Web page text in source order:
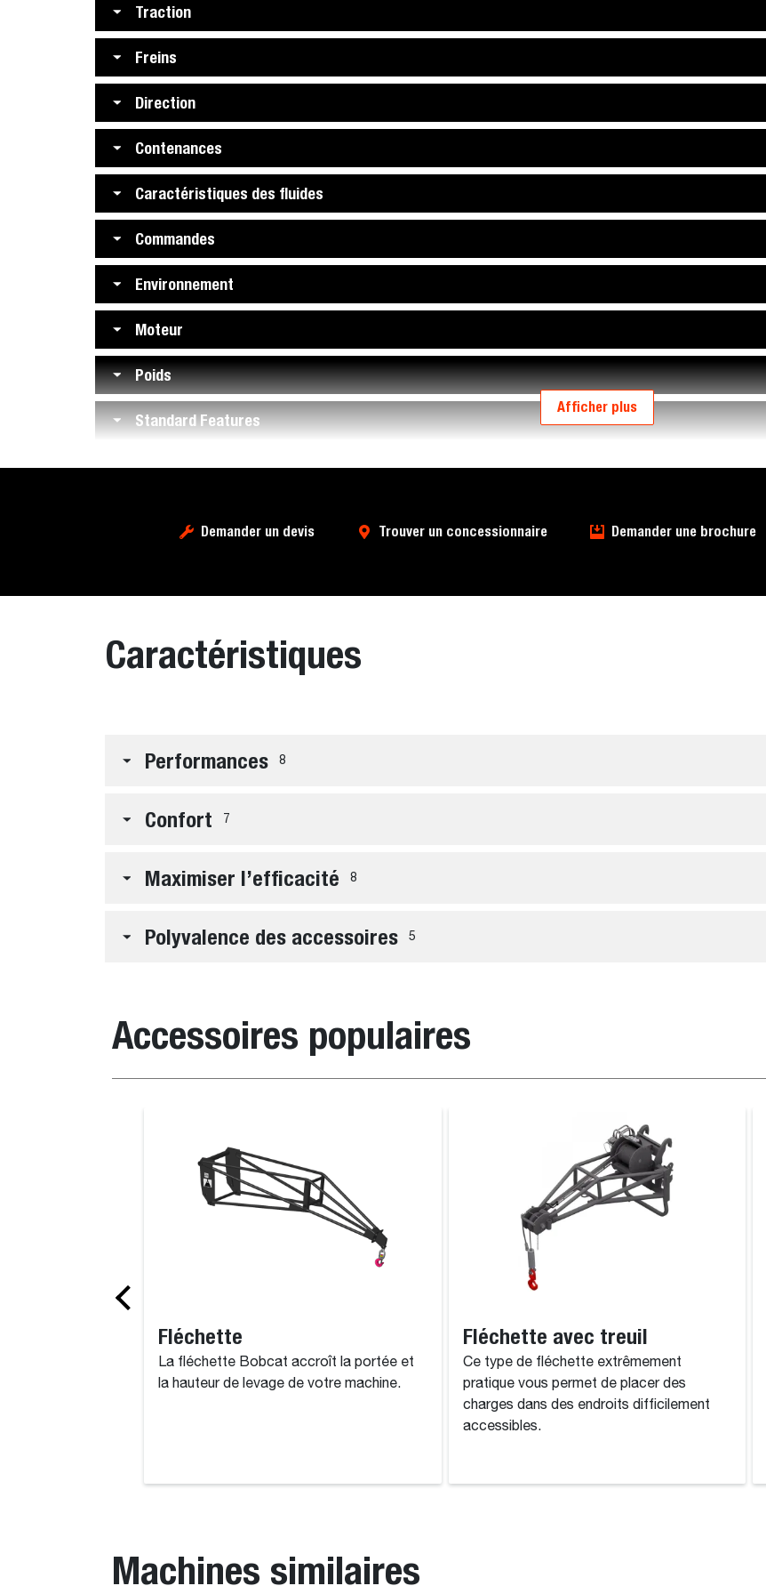
Traction
Freins
Direction
Contenances
Caractéristiques des fluides
Commandes
Environnement
Moteur
Poids
Standard Features
Afficher plus
Demander un devis Trouver un concessionnaire Demander une brochure
Caractéristiques
Performances 8
Confort 7
Maximiser l’efficacité 8
Polyvalence des accessoires 5
Accessoires populaires
Fléchette
La fléchette Bobcat accroît la portée et
la hauteur de levage de votre machine.
Fléchette avec treuil
Ce type de fléchette extrêmement
pratique vous permet de placer des
charges dans des endroits difficilement
accessibles.
Machines similaires